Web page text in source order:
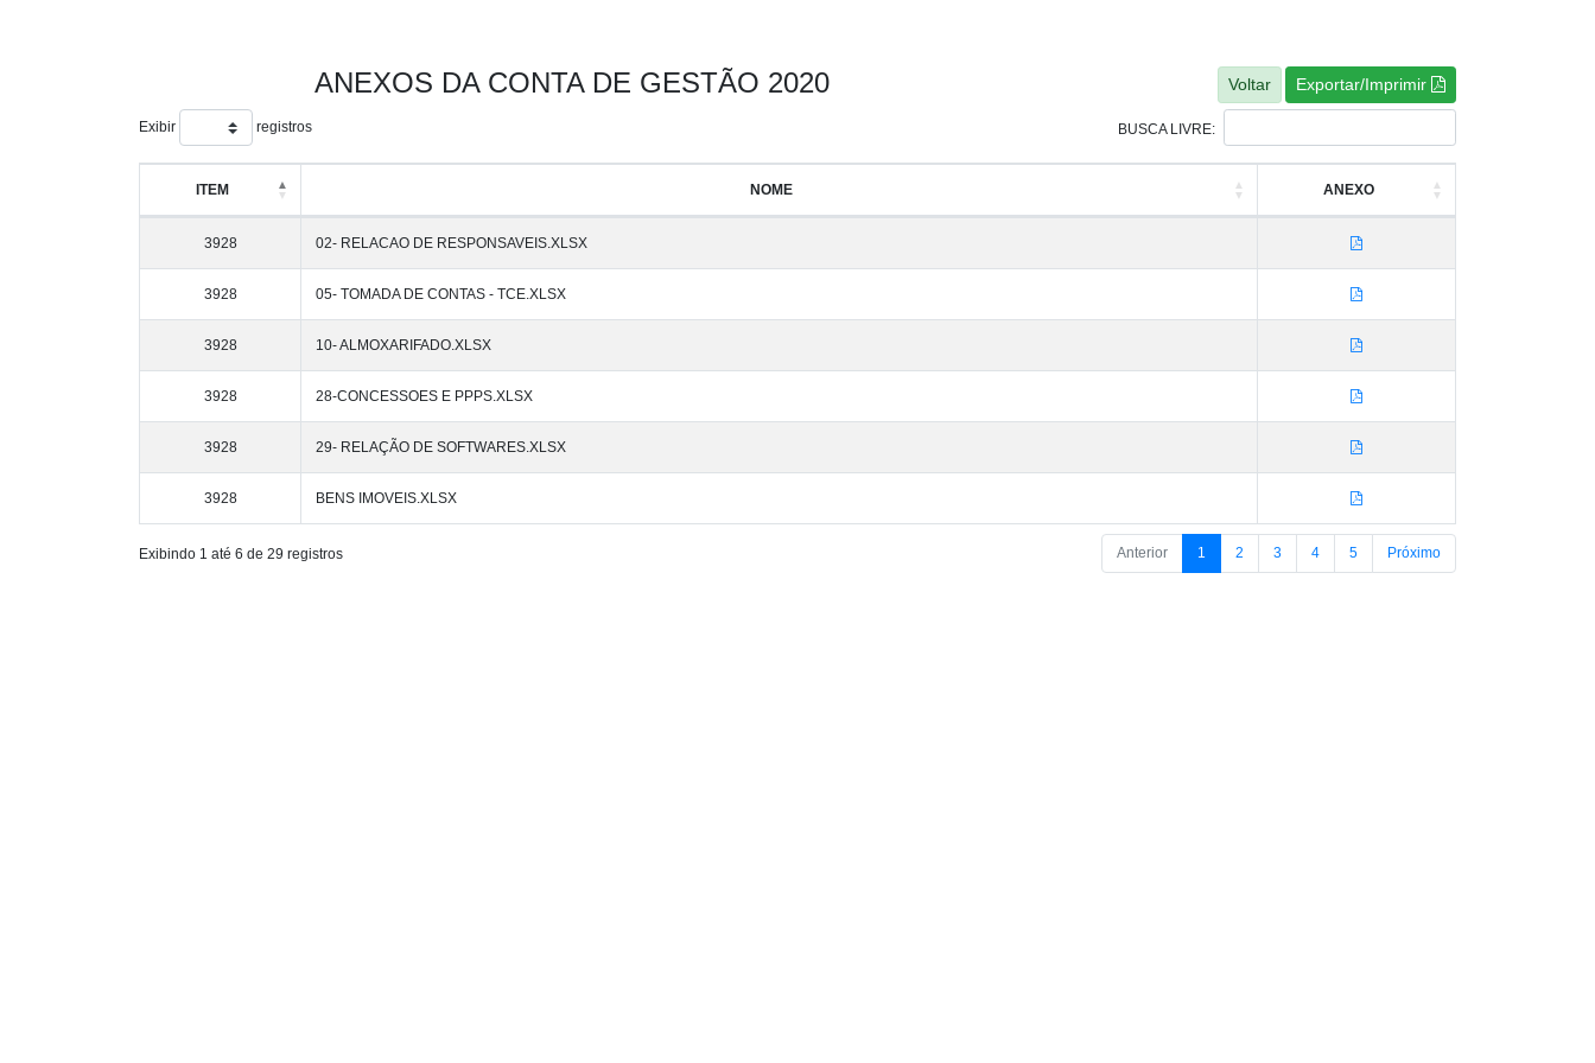
ANEXOS DA CONTA DE GESTÃO 2020 Exportar/Imprimir
Exibir registros BUSCA LIVRE:
ITEM NOME ANEXO
3928 02- RELACAO DE RESPONSAVEIS.XLSX
3928 05- TOMADA DE CONTAS - TCE.XLSX
3928 10- ALMOXARIFADO.XLSX
3928 28-CONCESSOES E PPPS.XLSX
3928 29- RELAÇÃO DE SOFTWARES.XLSX
3928 BENS IMOVEIS.XLSX
Exibindo 1 até 6 de 29 registros Anterior 1 2 3 4 5 Próximo